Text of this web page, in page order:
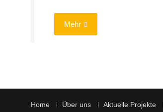
Mehr
Home Über uns Aktuelle Projekte